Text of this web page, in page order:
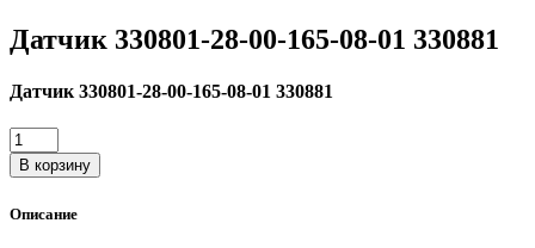
Датчик 330801-28-00-165-08-01 330881
Датчик 330801-28-00-165-08-01 330881
Количество
товара
Датчик
28-
В корзину
Описание